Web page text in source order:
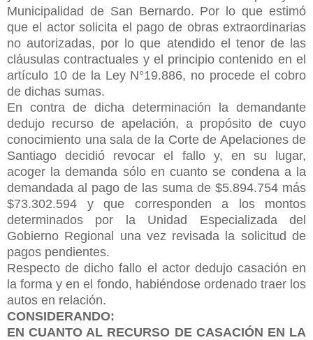
Municipalidad de San Bernardo. Por lo que estimó
que el actor solicita el pago de obras extraordinarias
no autorizadas, por lo que atendido el tenor de las
cláusulas contractuales y el principio contenido en el
artículo 10 de la Ley N°19.886, no procede el cobro
de dichas sumas.
En contra de dicha determinación la demandante
dedujo recurso de apelación, a propósito de cuyo
conocimiento una sala de la Corte de Apelaciones de
Santiago decidió revocar el fallo y, en su lugar,
acoger la demanda sólo en cuanto se condena a la
demandada al pago de las suma de $5.894.754 más
$73.302.594 y que corresponden a los montos
determinados por la Unidad Especializada del
Gobierno Regional una vez revisada la solicitud de
pagos pendientes.
Respecto de dicho fallo el actor dedujo casación en
la forma y en el fondo, habiéndose ordenado traer los
autos en relación.
CONSIDERANDO:
EN CUANTO AL RECURSO DE CASACIÓN EN LA